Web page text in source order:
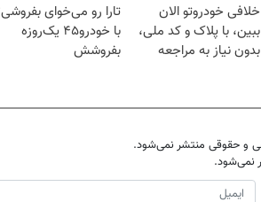
مجانیه
خلافی خودروتو الان
ببین، با پلاک و کد ملی،
تارا رو می‌خوای بفروشی؟
و حقوقی منتشر نمی‌شود.
نمی‌شود.